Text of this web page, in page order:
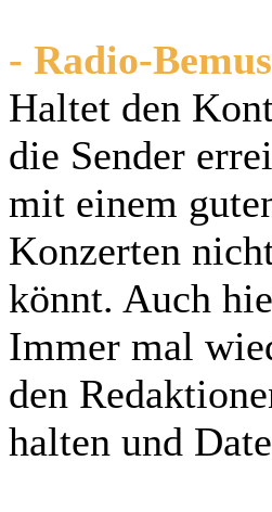
- Radio-
Haltet den
die Sender
mit einem
Konzerten
könnt. Auch
Immer mal
den
halten und